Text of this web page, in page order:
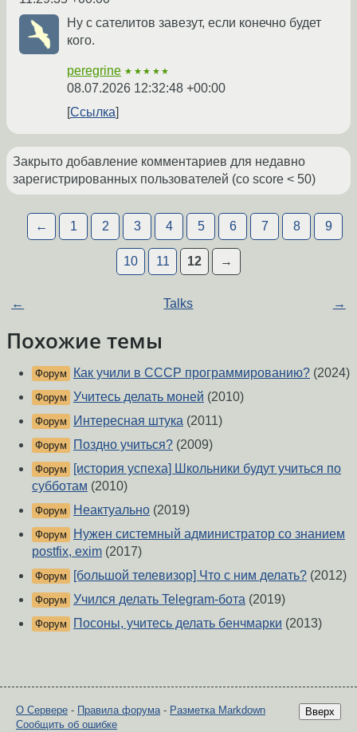
Ну с сателитов завезут, если конечно будет
кого.
peregrine ★★★★★
08.07.2026 12:32:48 +00:00
Ссылка
Закрыто добавление комментариев для недавно
зарегистрированных пользователей (со score < 50)
← 1 2 3 4 5 6 7 8 9
10 11 12 →
← Talks →
Похожие темы
Форум Как учили в СССР программированию? (2024)
Форум Учитесь делать моней (2010)
Форум Интересная штука (2011)
Форум Поздно учиться? (2009)
Форум
[история успеха] Школьники будут учиться по
субботам (2010)
Форум Неактуально (2019)
Форум
Нужен системный администратор со знанием
postfix, exim (2017)
Форум [большой телевизор] Что с ним делать? (2012)
Форум Учился делать Telegram-бота (2019)
Форум Посоны, учитесь делать бенчмарки (2013)
Вверх
О Сервере - Правила форума - Разметка Markdown
Сообщить об ошибке